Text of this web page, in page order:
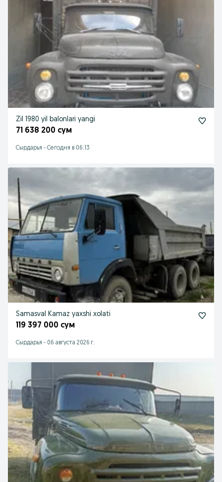
Zil 1980 yil balonlari yangi
71 638 200 сум
Сырдарья - Сегодня в 06:13
Samasval Kamaz yaxshi xolati
119 397 000 сум
Сырдарья - 06 августа 2026 г.